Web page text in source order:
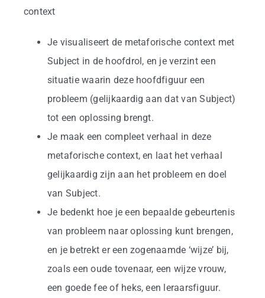
context
Je visualiseert de metaforische context met
Subject in de hoofdrol, en je verzint een
situatie waarin deze hoofdfiguur een
probleem (gelijkaardig aan dat van Subject)
tot een oplossing brengt.
Je maak een compleet verhaal in deze
metaforische context, en laat het verhaal
gelijkaardig zijn aan het probleem en doel
van Subject.
Je bedenkt hoe je een bepaalde gebeurtenis
van probleem naar oplossing kunt brengen,
en je betrekt er een zogenaamde ‘wijze’ bij,
zoals een oude tovenaar, een wijze vrouw,
een goede fee of heks, een leraarsfiguur.